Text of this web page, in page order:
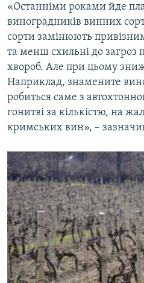
«Останніми роками йде
виноградників винних
сорти замінюють
та менш схильні до загроз
хвороб. Але при цьому
Наприклад, знамените
робиться саме з
гонитві за кількістю, на
кримських вин», –